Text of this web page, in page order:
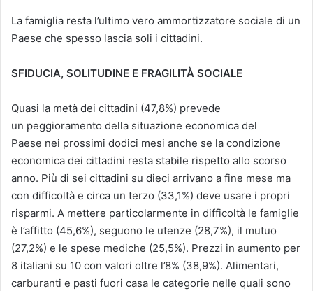
La famiglia resta l’ultimo vero ammortizzatore sociale di un
Paese che spesso lascia soli i cittadini.
SFIDUCIA, SOLITUDINE E FRAGILITÀ SOCIALE
Quasi la metà dei cittadini (47,8%) prevede
un peggioramento della situazione economica del
Paese nei prossimi dodici mesi anche se la condizione
economica dei cittadini resta stabile rispetto allo scorso
anno. Più di sei cittadini su dieci arrivano a fine mese ma
con difficoltà e circa un terzo (33,1%) deve usare i propri
risparmi. A mettere particolarmente in difficoltà le famiglie
è l’affitto (45,6%), seguono le utenze (28,7%), il mutuo
(27,2%) e le spese mediche (25,5%). Prezzi in aumento per
8 italiani su 10 con valori oltre l’8% (38,9%). Alimentari,
carburanti e pasti fuori casa le categorie nelle quali sono